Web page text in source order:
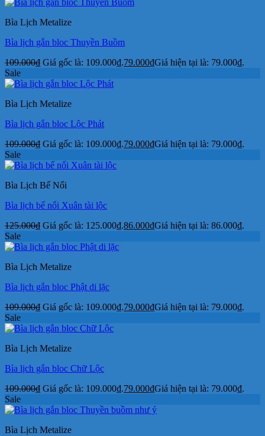
Bìa Lịch Metalize
Bìa lịch gắn bloc Thuyền Buồm
109.000₫ Giá gốc là: 109.000₫.79.000₫Giá hiện tại là: 79.000₫.
Sale
Bìa Lịch Metalize
Bìa lịch gắn bloc Lộc Phát
109.000₫ Giá gốc là: 109.000₫.79.000₫Giá hiện tại là: 79.000₫.
Sale
Bìa Lịch Bế Nổi
Bìa lịch bế nổi Xuân tài lộc
125.000₫ Giá gốc là: 125.000₫.86.000₫Giá hiện tại là: 86.000₫.
Sale
Bìa Lịch Metalize
Bìa lịch gắn bloc Phật di lặc
109.000₫ Giá gốc là: 109.000₫.79.000₫Giá hiện tại là: 79.000₫.
Sale
Bìa Lịch Metalize
Bìa lịch gắn bloc Chữ Lộc
109.000₫ Giá gốc là: 109.000₫.79.000₫Giá hiện tại là: 79.000₫.
Sale
Bìa Lịch Metalize